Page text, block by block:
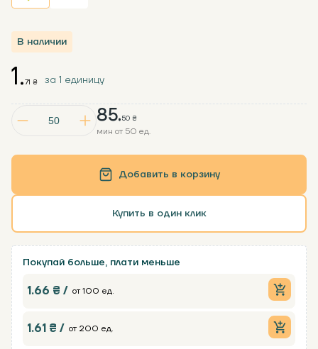
В наличии
85.50 ₴
мин от 50 ед.
1.71 ₴ за 1 единицу
Добавить в корзину
Купить в один клик
Покупай больше, плати меньше
1.66 ₴ / от 100 ед.
1.61 ₴ / от 200 ед.